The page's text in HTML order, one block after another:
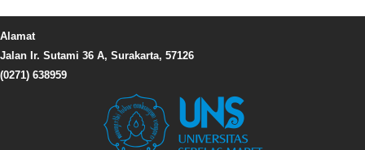
Alamat
Jalan Ir. Sutami 36 A, Surakarta, 57126
(0271) 638959